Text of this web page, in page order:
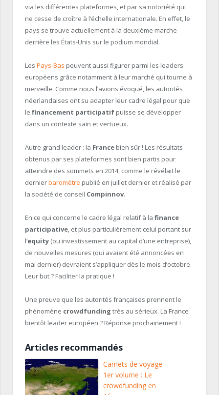
via les différentes plateformes, et par sa notoriété qui
ne cesse de croître à l’échelle internationale. En effet, le
pays se trouve actuellement à la deuxième marche
derrière les États-Unis sur le podium mondial.
Les Pays-Bas peuvent aussi figurer parmi les leaders
européens grâce notamment à leur marché qui tourne à
merveille. Comme nous l’avions évoqué, les autorités
néerlandaises ont su adapter leur cadre légal pour que
le financement participatif puisse se développer
dans un contexte sain et vertueux.
Autre grand leader : la France bien sûr ! Les résultats
obtenus par ses plateformes sont bien partis pour
atteindre des sommets en 2014, comme le révélait le
dernierbaromètre publié en juillet dernier et réalisé par
la société de conseil Compinnov.
En ce qui concerne le cadre légal relatif à la finance
participative, et plus particulièrement celui portant sur
l’equity (ou investissement au capital d’une entreprise),
de nouvelles mesures (qui avaient été annoncées en
mai dernier) devraient s’appliquer dès le mois d’octobre.
Leur but ? Faciliter la pratique !
Une preuve que les autorités françaises prennent le
phénomène crowdfunding très au sérieux. La France
bientôt leader européen ? Réponse prochainement !
Articles recommandés
Carnets de voyage -
1er volume : Le
crowdfunding en